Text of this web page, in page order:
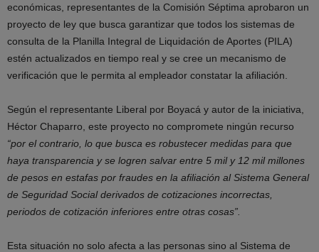
económicas, representantes de la Comisión Séptima aprobaron un
proyecto de ley que busca garantizar que todos los sistemas de
consulta de la Planilla Integral de Liquidación de Aportes (PILA)
estén actualizados en tiempo real y se cree un mecanismo de
verificación que le permita al empleador constatar la afiliación.
Según el representante Liberal por Boyacá y autor de la iniciativa,
Héctor Chaparro, este proyecto no compromete ningún recurso
“por el contrario, lo que busca es robustecer medidas para que
haya transparencia y se logren salvar entre 5 mil y 12 mil millones
de pesos en estafas por fraudes en la afiliación al Sistema General
de Seguridad Social derivados de cotizaciones incorrectas,
periodos de cotización inferiores entre otras cosas”.
Esta situación no solo afecta a las personas sino al Sistema de